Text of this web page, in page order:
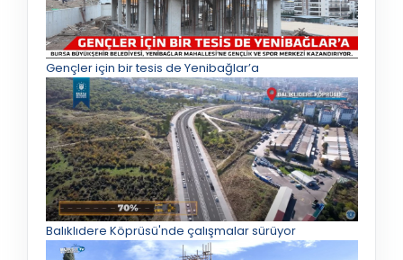
Gençler için bir tesis de Yenibağlar’a
Balıklıdere Köprüsü'nde çalışmalar sürüyor